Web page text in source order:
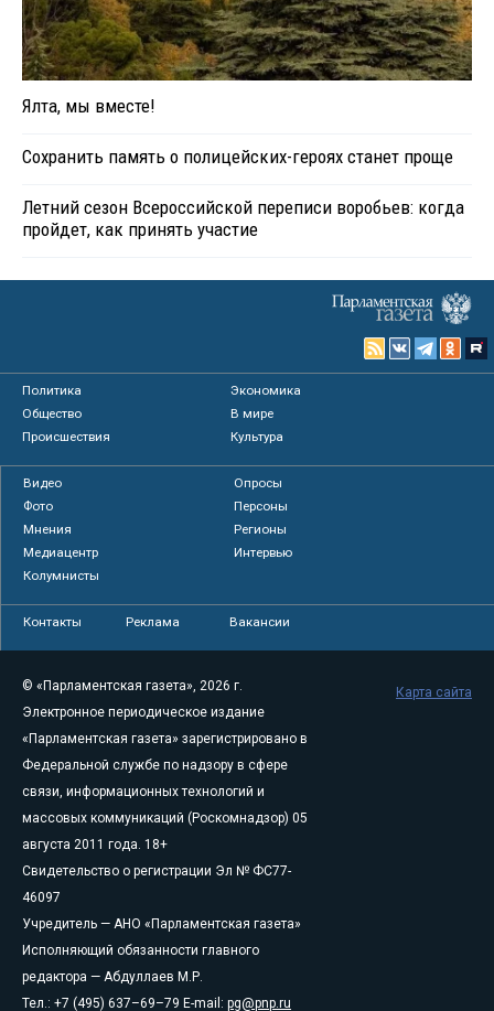
Ялта, мы вместе!
Сохранить память о полицейских-героях станет проще
Летний сезон Всероссийской переписи воробьев: когда
пройдет, как принять участие
Политика
Экономика
Общество
В мире
Происшествия
Культура
Видео
Опросы
Фото
Персоны
Мнения
Регионы
Медиацентр
Интервью
Колумнисты
Контакты Реклама Вакансии
© «Парламентская газета», 2026 г.
Электронное периодическое издание
«Парламентская газета» зарегистрировано в
Федеральной службе по надзору в сфере
связи, информационных технологий и
массовых коммуникаций (Роскомнадзор) 05
августа 2011 года. 18+
Свидетельство о регистрации Эл № ФС77-
46097
Учредитель — АНО «Парламентская газета»
Исполняющий обязанности главного
редактора — Абдуллаев М.Р.
Тел.: +7 (495) 637–69–79 E-mail: pg@pnp.ru
Карта сайта